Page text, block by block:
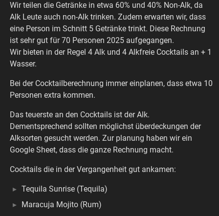
Wir teilen die Getränke in etwa 60% und 40% Non-Alk, da
Alk Leute auch non-Alk trinken. Zudem erwarten wir, dass
eine Person im Schnitt 5 Getränke trinkt. Diese Rechnung
ist sehr gut für 70 Personen 2025 aufgegangen.
Wir bieten in der Regel 4 Alk und 4 Alkfreie Cocktails an + 1
Wasser.
Bei der Cocktailberechnung immer einplanen, dass etwa 10
Personen extra kommen.
Das teuerste an den Cocktails ist der Alk.
Dementsprechend sollten möglichst überdeckungen der
Alksorten gesucht werden. Zur planung haben wir ein
Google Sheet, dass die ganze Rechnung macht.
Cocktails die in der Vergangenheit gut ankamen:
Tequila Sunrise (Tequila)
Maracuja Mojito (Rum)